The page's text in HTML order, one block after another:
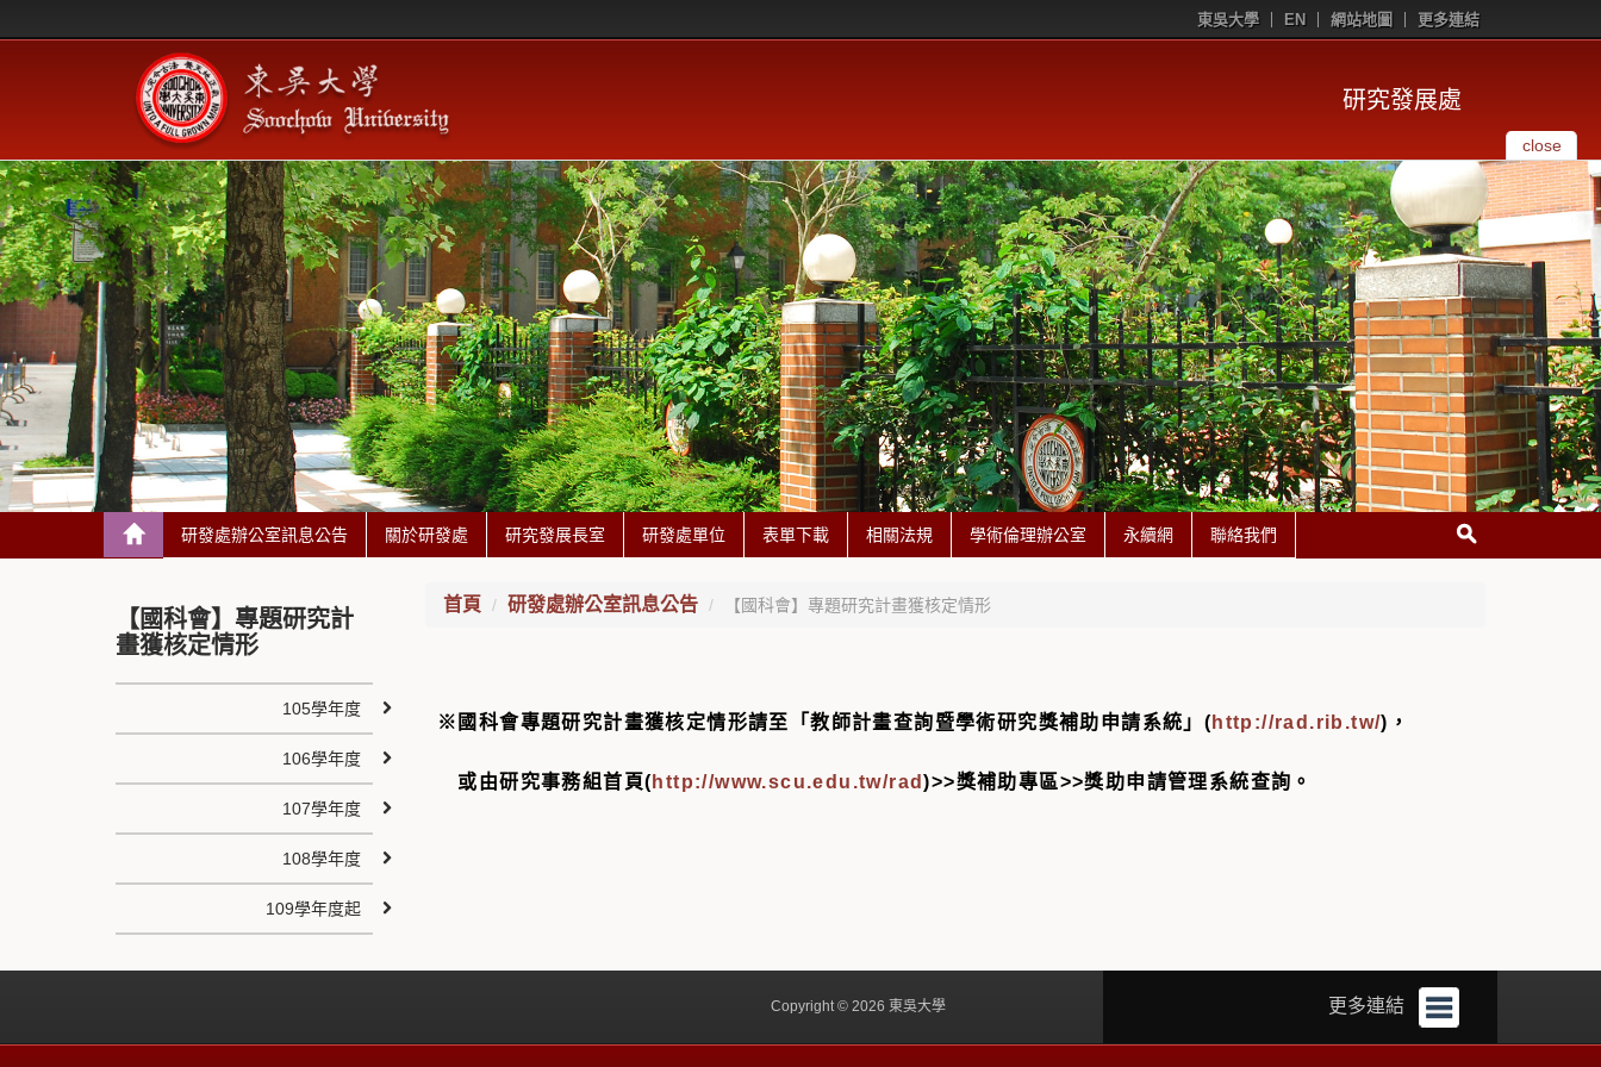
東吳大學 EN 網站地圖 更多連結
研究發展處
close
研發處辦公室訊息公告 關於研發處 研究發展長室 研發處單位 表單下載 相關法規 學術倫理辦公室 永續網 聯絡我們
首頁 研發處辦公室訊息公告 【國科會】專題研究計畫獲核定情形
※國科會專題研究計畫獲核定情形請至「教師計畫查詢暨學術研究獎補助申請系統」( http://rad.rib.tw/)，
或由研究事務組首頁( http://www.scu.edu.tw/rad)>>獎補助專區>>獎助申請管理系統查詢。
【國科會】專題研究計
畫獲核定情形
105學年度
106學年度
107學年度
108學年度
109學年度起
更多連結
Copyright © 2026 東吳大學